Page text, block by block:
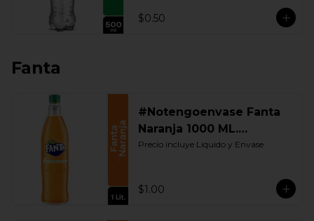
$0.50
Fanta
#Notengoenvase Fanta
Naranja 1000 ML.
Retornable
Precio incluye Liquido y Envase
$1.00